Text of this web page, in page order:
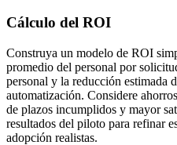
Cálculo del ROI
Construya un modelo de ROI
promedio del personal por
personal y la reducción estimada
automatización. Considere
de plazos incumplidos y mayor
resultados del piloto para refinar
adopción realistas.